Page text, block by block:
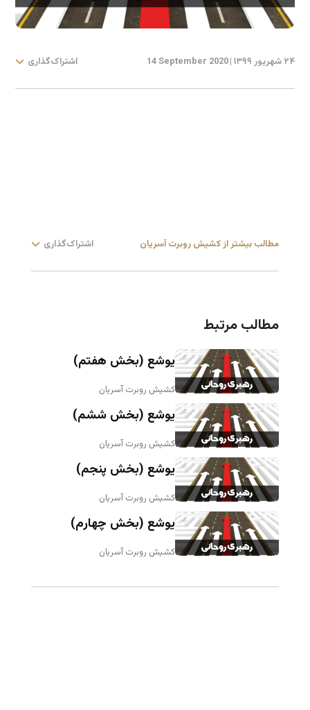
اشتراک‌گذاری ۲۴ شهریور ۱۳۹۹ |
14 September 2020
اشتراک‌گذاری مطالب بیشتر از کشیش روبرت آسریان
مطالب مرتبط
یوشع (بخش هفتم)
کشیش روبرت آسریان
یوشع (بخش ششم)
کشیش روبرت آسریان
یوشع (بخش پنجم)
کشیش روبرت آسریان
یوشع (بخش چهارم)
کشیش روبرت آسریان